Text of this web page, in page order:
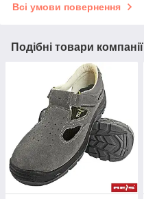
Всі умови повернення
Подібні товари компанії